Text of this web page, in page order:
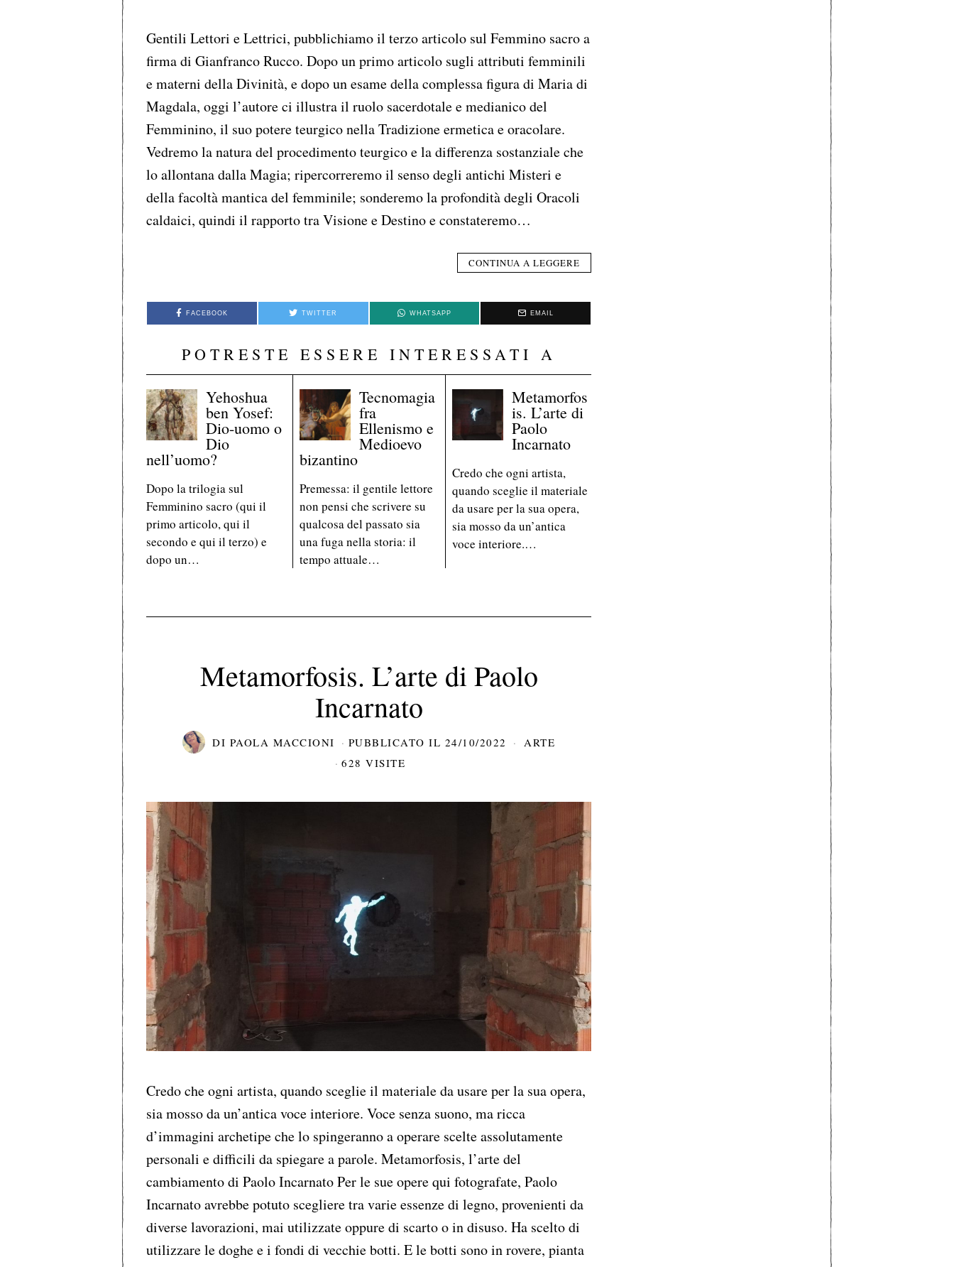
Gentili Lettori e Lettrici, pubblichiamo il terzo articolo sul Femmino sacro a
firma di Gianfranco Rucco. Dopo un primo articolo sugli attributi femminili
e materni della Divinità, e dopo un esame della complessa figura di Maria di
Magdala, oggi l’autore ci illustra il ruolo sacerdotale e medianico del
Femminino, il suo potere teurgico nella Tradizione ermetica e oracolare.
Vedremo la natura del procedimento teurgico e la differenza sostanziale che
lo allontana dalla Magia; ripercorreremo il senso degli antichi Misteri e
della facoltà mantica del femminile; sonderemo la profondità degli Oracoli
caldaici, quindi il rapporto tra Visione e Destino e constateremo…
CONTINUA A LEGGERE
FACEBOOK TWITTER WHATSAPP EMAIL
POTRESTE ESSERE INTERESSATI A
Yehoshua
ben Yosef:
Dio-uomo o
Dio
nell’uomo?
Dopo la trilogia sul
Femminino sacro (qui il
primo articolo, qui il
secondo e qui il terzo) e
dopo un…
Tecnomagia
fra
Ellenismo e
Medioevo
bizantino
Premessa: il gentile lettore
non pensi che scrivere su
qualcosa del passato sia
una fuga nella storia: il
tempo attuale…
Metamorfos
is. L’arte di
Paolo
Incarnato
Credo che ogni artista,
quando sceglie il materiale
da usare per la sua opera,
sia mosso da un’antica
voce interiore.…
Metamorfosis. L’arte di Paolo
Incarnato
DI PAOLA MACCIONI PUBBLICATO IL 24/10/2022
ARTE
628 VISITE
Credo che ogni artista, quando sceglie il materiale da usare per la sua opera,
sia mosso da un’antica voce interiore. Voce senza suono, ma ricca
d’immagini archetipe che lo spingeranno a operare scelte assolutamente
personali e difficili da spiegare a parole. Metamorfosis, l’arte del
cambiamento di Paolo Incarnato Per le sue opere qui fotografate, Paolo
Incarnato avrebbe potuto scegliere tra varie essenze di legno, provenienti da
diverse lavorazioni, mai utilizzate oppure di scarto o in disuso. Ha scelto di
utilizzare le doghe e i fondi di vecchie botti. E le botti sono in rovere, pianta